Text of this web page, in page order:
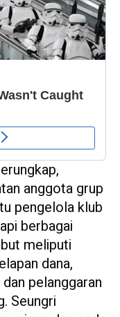
anggota grup
pengelola klub
berbagai
meliputi
dana,
pelanggaran
Seungri